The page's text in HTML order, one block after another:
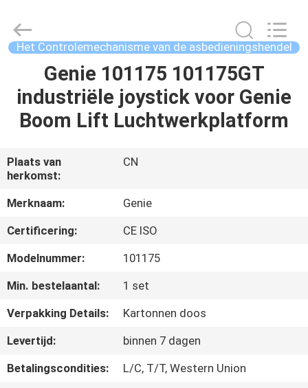
PRODUCTEN
VIDEO'S
ONGEVEER
ONS
KWALITEITSCONTROLE
CONTACTEER
RightsHet Controlemechanisme van de asbedieningshendel
Genie 101175 101175GT
industriële joystick voor Genie
Boom Lift Luchtwerkplatform
Plaats van
herkomst:
CN
Merknaam:
Genie
Certificering:
CE ISO
Modelnummer:
101175
Min. bestelaantal:
1 set
Verpakking Details:
Kartonnen doos
Levertijd:
binnen 7 dagen
Betalingscondities:
L/C, T/T, Western Union